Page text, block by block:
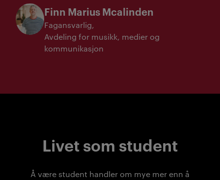
Finn Marius Mcalinden
Fagansvarlig
Avdeling for musikk, medier og
kommunikasjon
Livet som student
Å være student handler om mye mer enn å